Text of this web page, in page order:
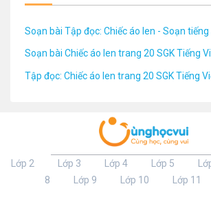
Soạn bài Tập đọc: Chiếc áo len - Soạn tiếng
Soạn bài Chiếc áo len trang 20 SGK Tiếng
Tập đọc: Chiếc áo len trang 20 SGK Tiếng
Lớp 2 Lớp 3 Lớp 4 Lớp 5
8
Lớp 9 Lớp 10 Lớp 11